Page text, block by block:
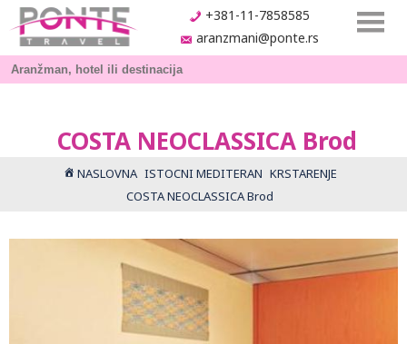
+381-11-7858585
aranzmani@ponte.rs
COSTA NEOCLASSICA Brod
NASLOVNA ISTOCNI MEDITERAN KRSTARENJE
COSTA NEOCLASSICA Brod